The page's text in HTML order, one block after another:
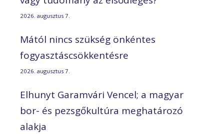
2026. augusztus 7.
Mától nincs szükség önkéntes
fogyasztáscsökkentésre
2026. augusztus 7.
Elhunyt Garamvári Vencel; a magyar
bor- és pezsgőkultúra meghatározó
alakja